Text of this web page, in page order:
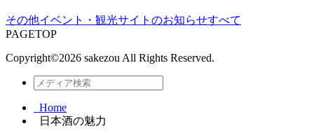
その他イベント・観光サイトのお知らせすべて
PAGETOP
Copyright©2026 sakezou All Rights Reserved.
Home
日本酒の魅力